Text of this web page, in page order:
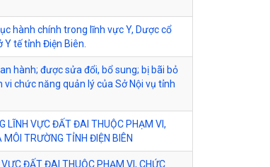
hành chính trong lĩnh vực Y, Dược cổ
tế tỉnh Điện Biên.
hành; được sửa đổi, bổ sung; bị bãi bỏ
chức năng quản lý của Sở Nội vụ tỉnh
LĨNH VỰC ĐẤT ĐAI THUỘC PHẠM VI,
MÔI TRƯỜNG TỈNH ĐIỆN BIÊN
ĐẤT ĐAI THUỘC PHẠM VI, CHỨC